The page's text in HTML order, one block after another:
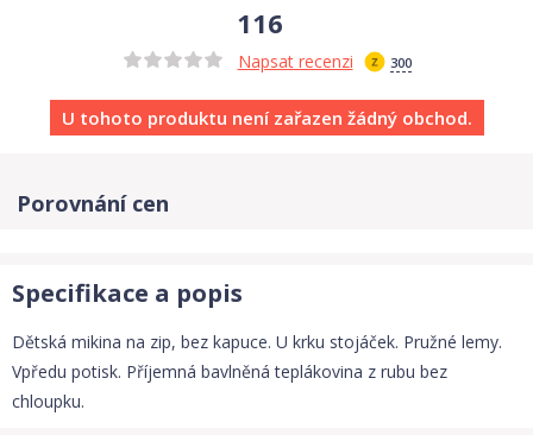
116
Napsat recenzi 300
U tohoto produktu není zařazen žádný obchod.
Porovnání cen
Specifikace a popis
Dětská mikina na zip, bez kapuce. U krku stojáček. Pružné lemy.
Vpředu potisk. Příjemná bavlněná teplákovina z rubu bez
chloupku.